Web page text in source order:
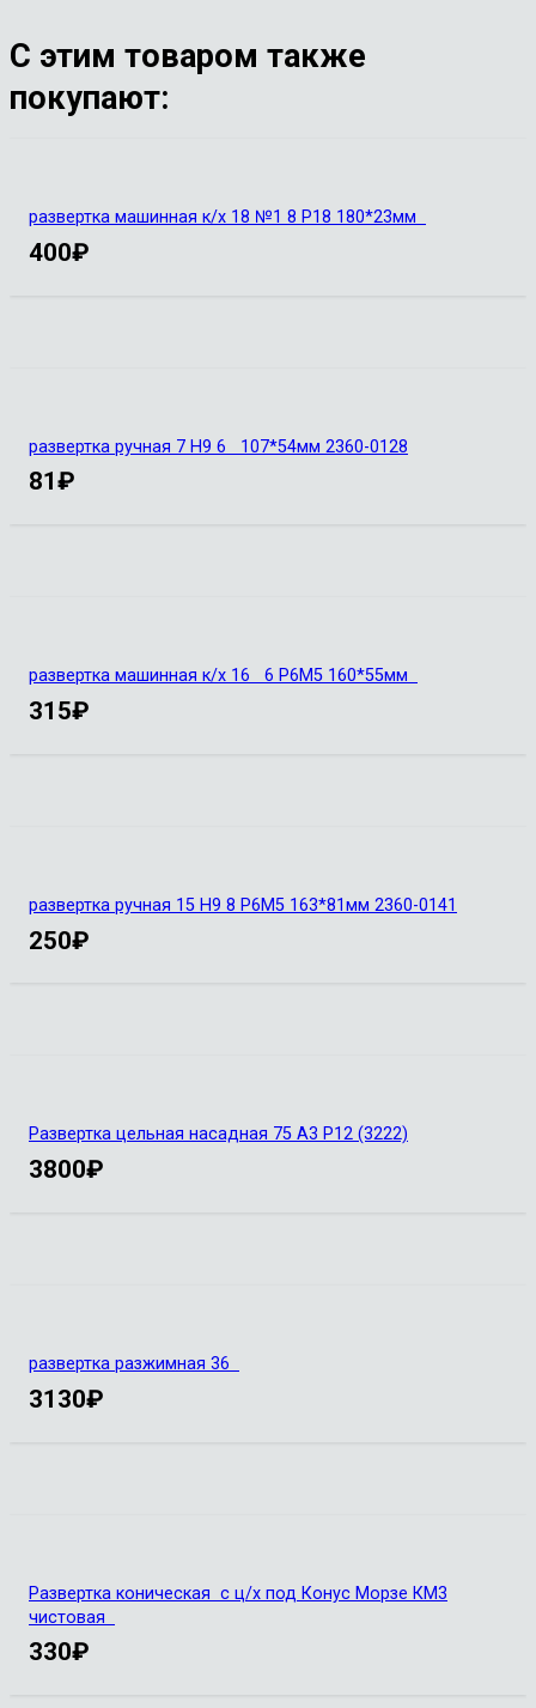
С этим товаром также
покупают:
развертка машинная к/х 18 №1 8 Р18 180*23мм
400₽
развертка ручная 7 Н9 6 107*54мм 2360-0128
81₽
развертка машинная к/х 16 6 Р6М5 160*55мм
315₽
развертка ручная 15 Н9 8 Р6М5 163*81мм 2360-0141
250₽
Развертка цельная насадная 75 А3 Р12 (3222)
3800₽
развертка разжимная 36
3130₽
Развертка коническая с ц/х под Конус Морзе КМ3
чистовая
330₽